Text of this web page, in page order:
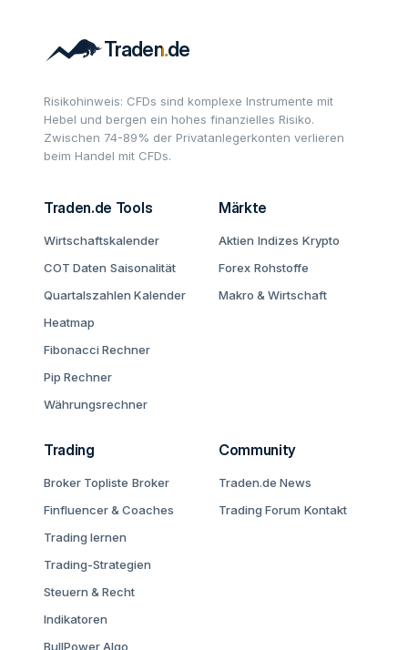
Risikohinweis: CFDs sind komplexe Instrumente mit
Hebel und bergen ein hohes finanzielles Risiko.
Zwischen 74-89% der Privatanlegerkonten verlieren
beim Handel mit CFDs.
Traden.de Tools
Wirtschaftskalender
COT Daten Saisonalität
Quartalszahlen Kalender
Heatmap
Fibonacci Rechner
Pip Rechner
Währungsrechner
Märkte
Aktien Indizes Krypto
Forex Rohstoffe
Makro & Wirtschaft
Trading
Broker Topliste Broker
Finfluencer & Coaches
Trading lernen
Trading-Strategien
Steuern & Recht
Indikatoren
BullPower Algo
Community
Traden.de News
Trading Forum Kontakt